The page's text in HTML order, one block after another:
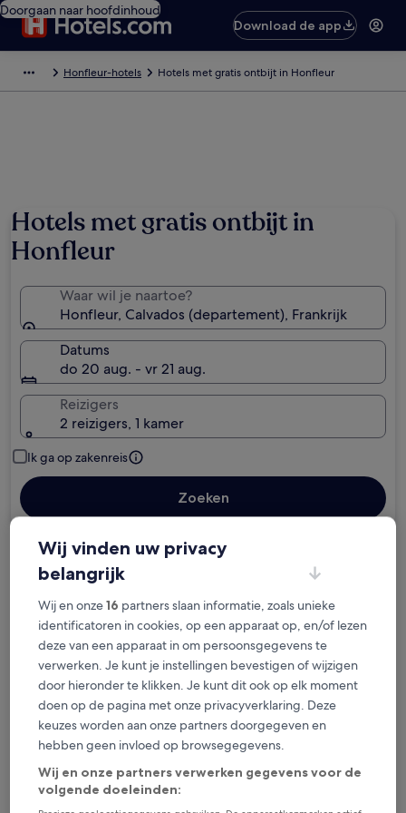
Doorgaan naar hoofdinhoud
Download de app
Honfleur-hotels Hotels met gratis ontbijt in Honfleur
Hotels met gratis ontbijt in
Honfleur
Waar wil je naartoe?
Honfleur, Calvados (departement), Frankrijk
Datums
do 20 aug. - vr 21 aug.
Reizigers
2 reizigers, 1 kamer
Ik ga op zakenreis
Zoeken
Gratis annuleringsopties als je plannen
veranderen
Verzamel beloningen voor elke nacht van je
verblijf
Bespaar meer met ledenprijzen
Bekijk de prijzen voor deze datums
Wij vinden uw privacy
belangrijk
Wij en onze16 partners slaan informatie, zoals unieke
identificatoren in cookies, op een apparaat op, en/of lezen
deze van een apparaat in om persoonsgegevens te
verwerken. Je kunt je instellingen bevestigen of wijzigen
door hieronder te klikken. Je kunt dit ook op elk moment
doen op de pagina met onze privacyverklaring. Deze
keuzes worden aan onze partners doorgegeven en
hebben geen invloed op browsegegevens.
Wij en onze partners verwerken gegevens voor de
volgende doeleinden: